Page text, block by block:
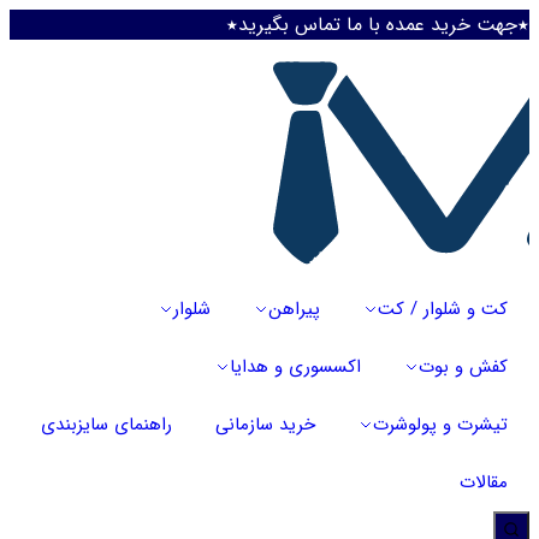
خرید عمده با ما تماس بگیرید★
کت و شلوار / کت پیراهن
شلوار
کفش و بوت
اکسسوری و هدایا
تیشرت و پولوشرت
خرید سازمانی
راهنمای سایزبندی
مقالات